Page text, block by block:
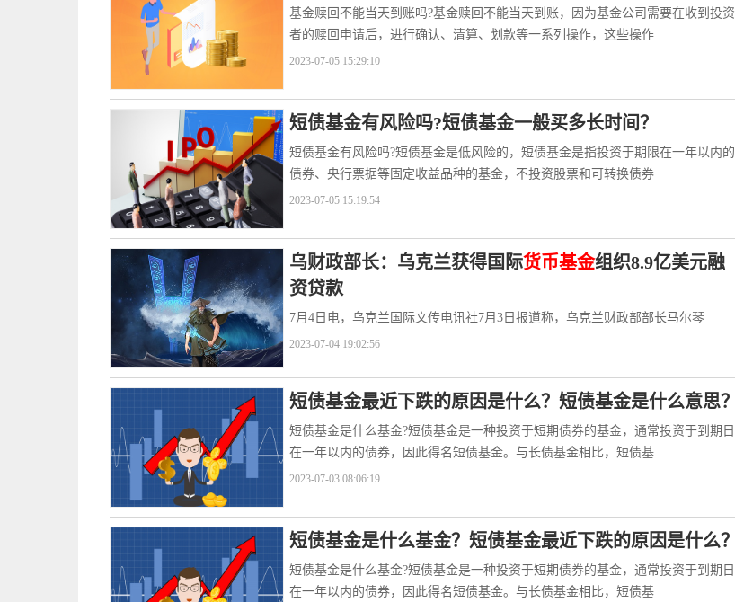
基金赎回不能当天到账吗?基金赎回不能当天到账，因为基金公司需要在收到投资
者的赎回申请后，进行确认、清算、划款等一系列操作，这些操作
2023-07-05 15:29:10
短债基金有风险吗?短债基金一般买多长时间？
短债基金有风险吗?短债基金是低风险的，短债基金是指投资于期限在一年以内的
债券、央行票据等固定收益品种的基金，不投资股票和可转换债券
2023-07-05 15:19:54
乌财政部长：乌克兰获得国际货币基金组织8.9亿美元融
资贷款
7月4日电，乌克兰国际文传电讯社7月3日报道称，乌克兰财政部部长马尔琴
2023-07-04 19:02:56
短债基金最近下跌的原因是什么？短债基金是什么意思？
短债基金是什么基金?短债基金是一种投资于短期债券的基金，通常投资于到期日
在一年以内的债券，因此得名短债基金。与长债基金相比，短债基
2023-07-03 08:06:19
短债基金是什么基金？短债基金最近下跌的原因是什么？
短债基金是什么基金?短债基金是一种投资于短期债券的基金，通常投资于到期日
在一年以内的债券，因此得名短债基金。与长债基金相比，短债基